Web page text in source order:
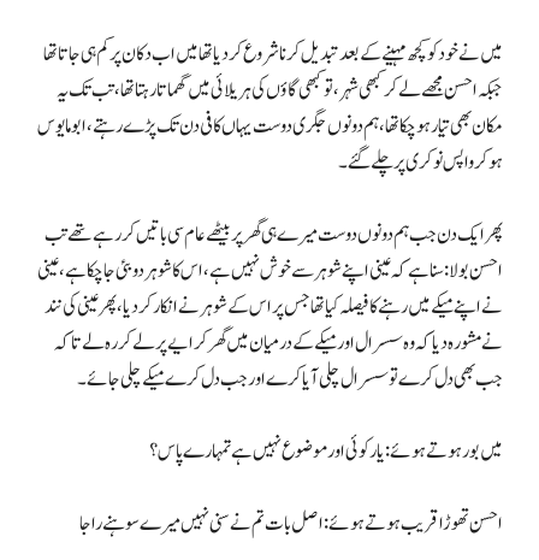
میں نے خود کو کچھ مہینے کے بعد تبدیل کرنا شروع کردیا تھا میں اب دکان پر کم ہی جاتا تھا
جبکہ احسن مجھے لے کر کبھی شہر، تو کبھی گاؤں کی ہریلائی میں گھماتا رہتا تھا، تب تک یہ
مکان بھی تیار ہوچکا تھا، ہم دونوں جگری دوست یہاں کافی دن تک پڑے رہتے، ابو مایوس
ہو کر واپس نوکری پر چلے گئے۔
پھر ایک دن جب ہم دونوں دوست میرے ہی گھر پر بیٹھے عام سی باتیں کررہے تھے تب
احسن بولا: سنا ہے کہ عینی اپنے شوہر سے خوش نہیں ہے، اس کا شوہر دوبئی جاچکا ہے، عینی
نے اپنے میکے میں رہنے کا فیصلہ کیا تھا جس پر اس کے شوہر نے انکار کردیا، پھر عینی کی نند
نے مشورہ دیا کہ وہ سسرال اور میکے کے درمیان میں گھر کرایے پر لے کر رہ لے تاکہ
جب بھی دل کرے تو سسرال چلی آیا کرے اور جب دل کرے میکے چلی جائے۔
میں بور ہوتے ہوئے: یار کوئی اور موضوع نہیں ہے تمہارے پاس؟
احسن تھوڑا قریب ہوتے ہوئے: اصل بات تم نے سنی نہیں میرے سوہنے راجا